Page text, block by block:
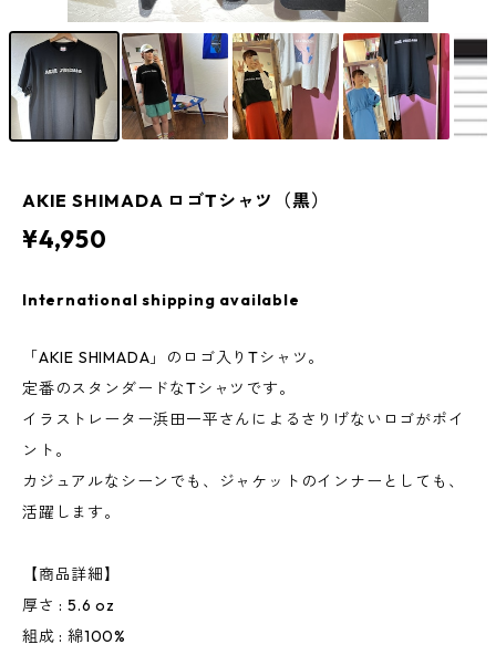
AKIE SHIMADA ロゴTシャツ（黒）
¥4,950
International shipping available
「AKIE SHIMADA」のロゴ入りTシャツ。
定番のスタンダードなTシャツです。
イラストレーター浜田一平さんによるさりげないロゴがポイ
ント。
カジュアルなシーンでも、ジャケットのインナーとしても、
活躍します。
【商品詳細】
厚さ : 5.6 oz
組成 : 綿100%